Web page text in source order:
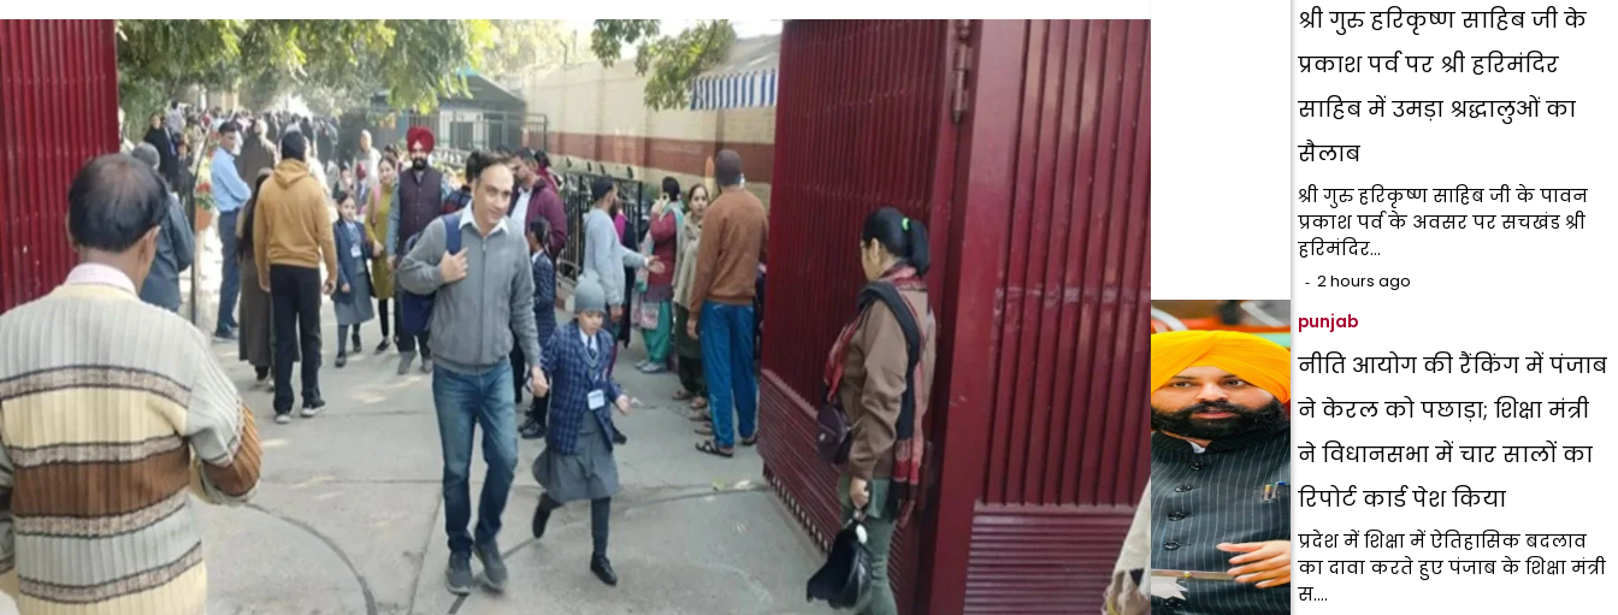
श्री गुरु हरिकृष्ण साहिब जी के
प्रकाश पर्व पर श्री हरिमंदिर
साहिब में उमड़ा श्रद्धालुओं का
सैलाब
श्री गुरु हरिकृष्ण साहिब जी के पावन
प्रकाश पर्व के अवसर पर सचखंड श्री
हरिमंदिर…
2 hours ago
punjab
नीति आयोग की रैंकिंग में पंजाब
ने केरल को पछाड़ा; शिक्षा मंत्री
ने विधानसभा में चार सालों का
रिपोर्ट कार्ड पेश किया
प्रदेश में शिक्षा में ऐतिहासिक बदलाव
का दावा करते हुए पंजाब के शिक्षा मंत्री
स.…